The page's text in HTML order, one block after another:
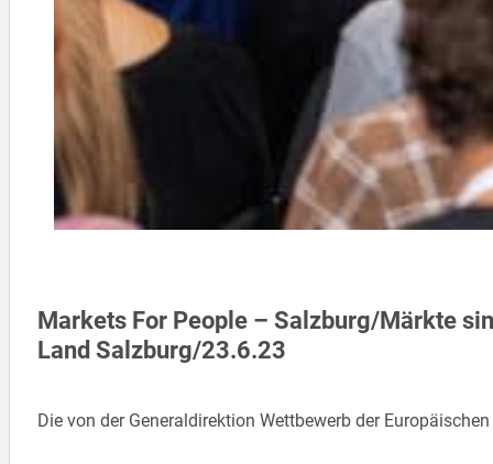
Markets For People – Salzburg/Märkte
Land Salzburg/23.6.23
Die von der Generaldirektion Wettbewerb der